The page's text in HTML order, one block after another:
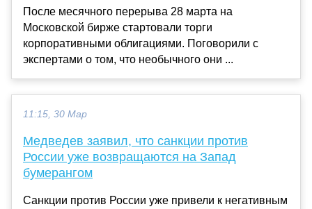
После месячного перерыва 28 марта на
Московской бирже стартовали торги
корпоративными облигациями. Поговорили с
экспертами о том, что необычного они ...
11:15, 30 Мар
Медведев заявил, что санкции против
России уже возвращаются на Запад
бумерангом
Санкции против России уже привели к негативным